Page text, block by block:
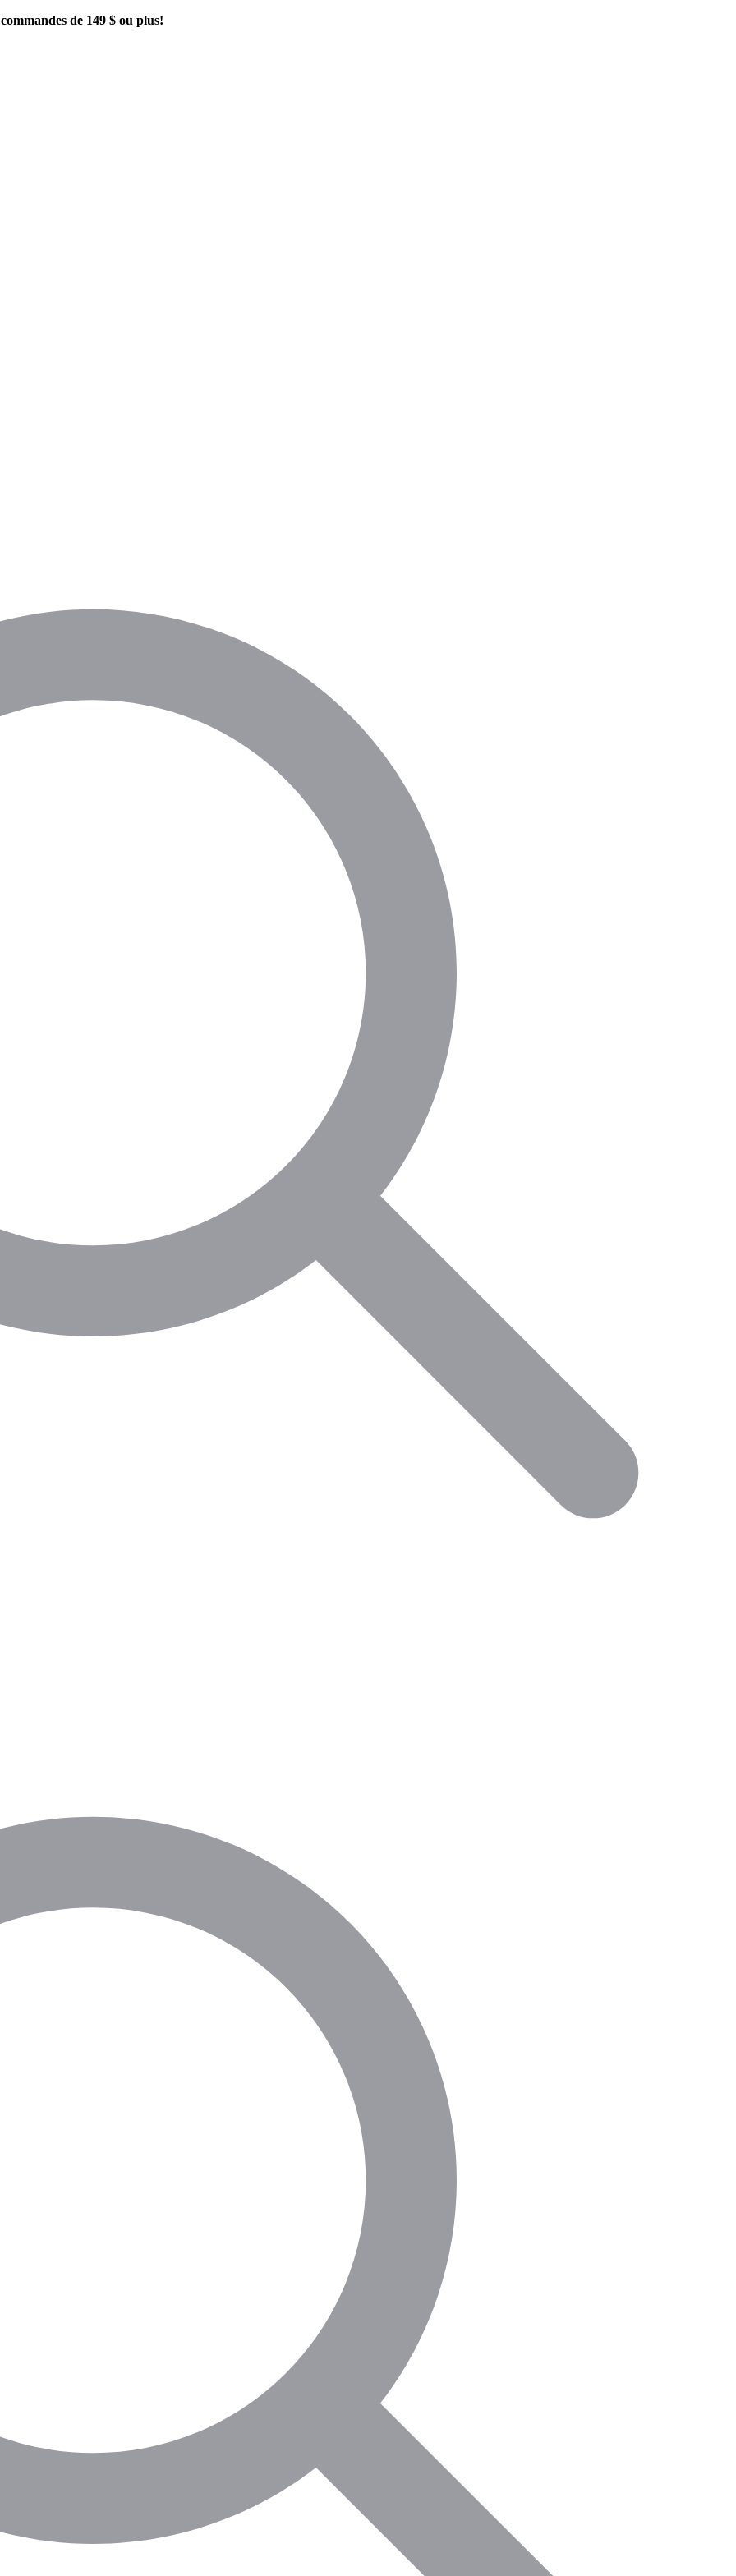
de 149 $ ou plus!